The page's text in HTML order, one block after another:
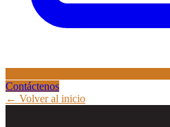
Contáctenos
← Volver al inicio